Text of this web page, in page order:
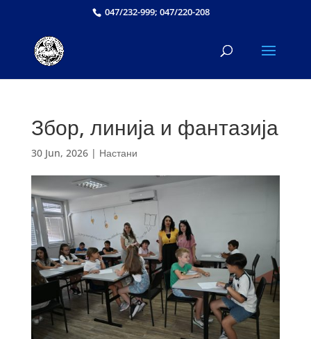
047/232-999; 047/220-208
Збор, линија и фантазија
30 Jun, 2026| Настани